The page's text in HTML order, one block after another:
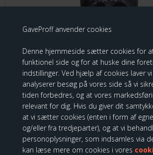
GaveProff anvender cookies
Denne hjemmeside sætter cookies for
funktionel side og for at huske dine
indstillinger. Ved hjælp af cookies laver
analyserer besøg på vores side så vi
tiden forbedres, og at vores
relevant for dig. Hvis du giver dit
at vi sætter cookies (enten i form af
og/eller fra tredjeparter), og at vi
personoplysninger, som indsamles via
kan læse mere om cookies i vores
Sleeping Beauty Diorama Headdress
999,00 DKK